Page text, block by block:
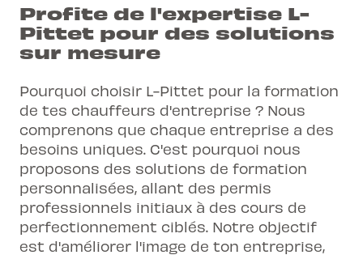
Profite de l'expertise L-
Pittet pour des solutions
sur mesure
Pourquoi choisir L-Pittet pour la formation
de tes chauffeurs d'entreprise ? Nous
comprenons que chaque entreprise a des
besoins uniques. C'est pourquoi nous
proposons des solutions de formation
personnalisées, allant des permis
professionnels initiaux à des cours de
perfectionnement ciblés. Notre objectif
est d'améliorer l'image de ton entreprise,